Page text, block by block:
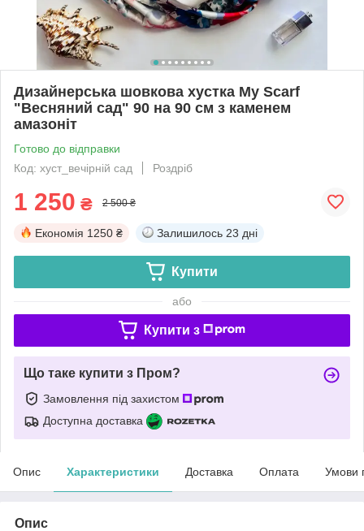
Дизайнерська шовкова хустка My Scarf
"Весняний сад" 90 на 90 см з каменем
амазоніт
Готово до відправки
Код: хуст_вечірній сад
Роздріб
1 250 ₴ 2 500 ₴
Економія 1250 ₴ Залишилось 23 дні
Купити
або
Купити з
Що таке купити з Пром?
Замовлення під захистом
Доступна доставка
Опис Характеристики Доставка Оплата Умови
Опис